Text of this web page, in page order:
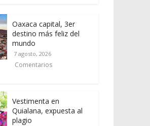
Oaxaca capital, 3er
destino más feliz del
mundo
7 agosto, 2026
Comentarios
Vestimenta en
Quialana, expuesta al
plagio